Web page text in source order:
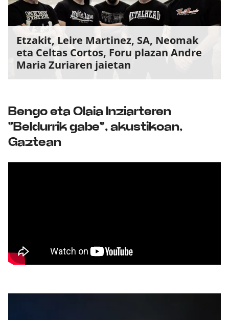
Etzakit, Leire Martinez, SA, Neomak
eta Celtas Cortos, Foru plazan Andre
Maria Zuriaren jaietan
Bengo eta Olaia Inziarteren
"Beldurrik gabe", akustikoan,
Gaztean